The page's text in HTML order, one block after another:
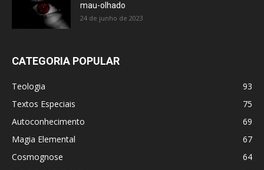
mau-olhado
24 de junho de 2023
CATEGORIA POPULAR
Teologia
93
Textos Especiais
75
Autoconhecimento
69
Magia Elemental
67
Cosmognose
64